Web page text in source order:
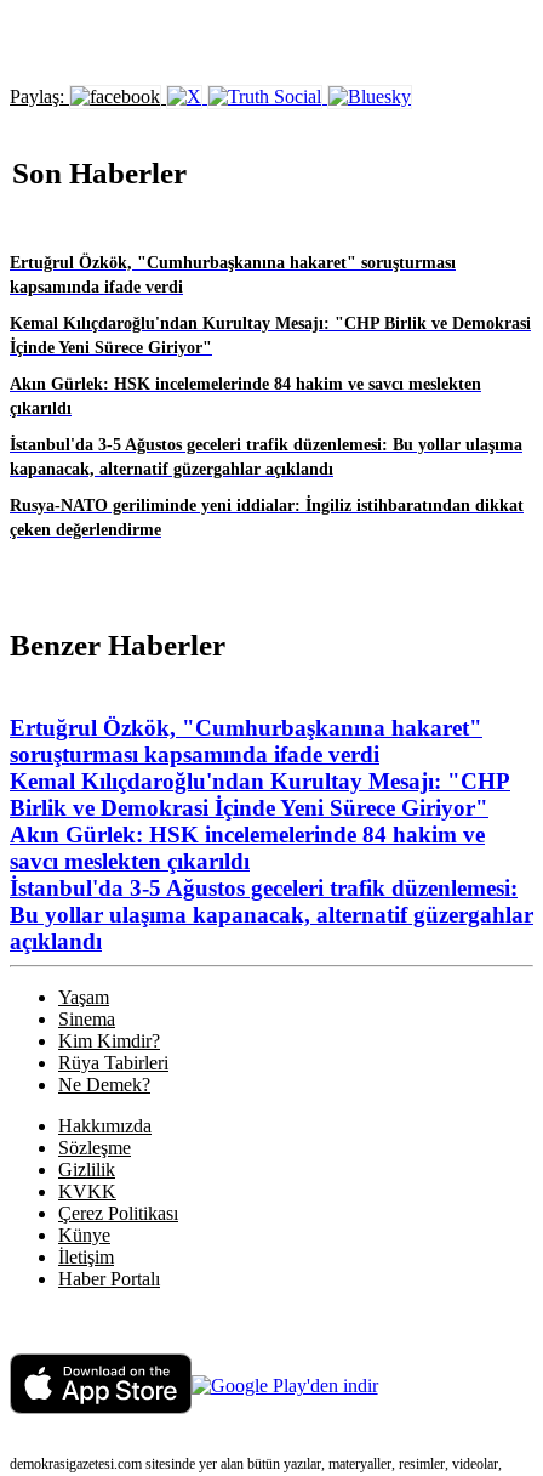
Paylaş:
Son Haberler
Ertuğrul Özkök, "Cumhurbaşkanına hakaret" soruşturması
kapsamında ifade verdi
Kemal Kılıçdaroğlu'ndan Kurultay Mesajı: "CHP Birlik ve Demokrasi
İçinde Yeni Sürece Giriyor"
Akın Gürlek: HSK incelemelerinde 84 hakim ve savcı meslekten
çıkarıldı
İstanbul'da 3-5 Ağustos geceleri trafik düzenlemesi: Bu yollar ulaşıma
kapanacak, alternatif güzergahlar açıklandı
Rusya-NATO geriliminde yeni iddialar: İngiliz istihbaratından dikkat
çeken değerlendirme
Benzer Haberler
Ertuğrul Özkök, "Cumhurbaşkanına hakaret"
soruşturması kapsamında ifade verdi
Kemal Kılıçdaroğlu'ndan Kurultay Mesajı: "CHP
Birlik ve Demokrasi İçinde Yeni Sürece Giriyor"
Akın Gürlek: HSK incelemelerinde 84 hakim ve
savcı meslekten çıkarıldı
İstanbul'da 3-5 Ağustos geceleri trafik düzenlemesi:
Bu yollar ulaşıma kapanacak, alternatif güzergahlar
açıklandı
Yaşam
Sinema
Kim Kimdir?
Rüya Tabirleri
Ne Demek?
Hakkımızda
Sözleşme
Gizlilik
KVKK
Çerez Politikası
Künye
İletişim
Haber Portalı
demokrasigazetesi.com sitesinde yer alan bütün yazılar, materyaller, resimler, videolar,